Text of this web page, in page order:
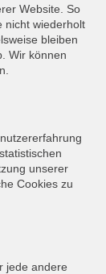
Website. So
nicht wiederholt
bleiben
Wir können
unserer
Cookies zu
jede andere